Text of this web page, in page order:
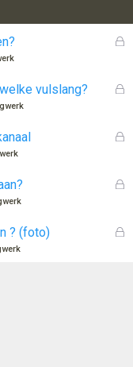
G
n
G
n
vulslang?
G
n
G
G
? (foto)